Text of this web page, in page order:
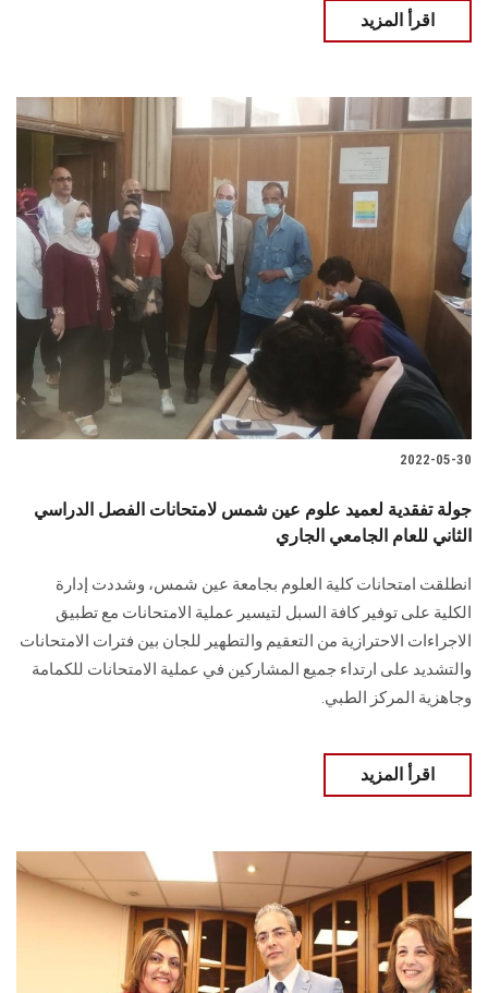
اقرأ المزيد
2022-05-30
جولة تفقدية لعميد علوم عين شمس لامتحانات الفصل الدراسي
الثاني للعام الجامعي الجاري
انطلقت امتحانات كلية العلوم بجامعة عين شمس، وشددت إدارة
الكلية على توفير كافة السبل لتيسير عملية الامتحانات مع تطبيق
الاجراءات الاحترازية من التعقيم والتطهير للجان بين فترات الامتحانات
والتشديد على ارتداء جميع المشاركين في عملية الامتحانات للكمامة
وجاهزية المركز الطبي.
اقرأ المزيد